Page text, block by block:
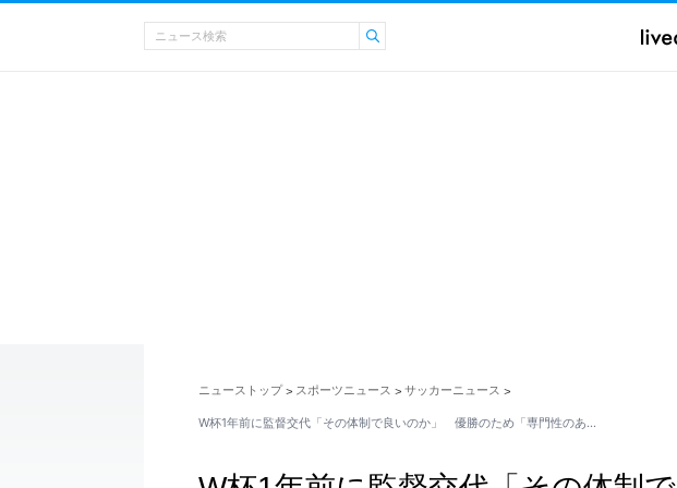
ニューストップ > スポーツニュース > サッカーニュース >
W杯1年前に監督交代「その体制で良いのか」 優勝のため「専門性のあ…